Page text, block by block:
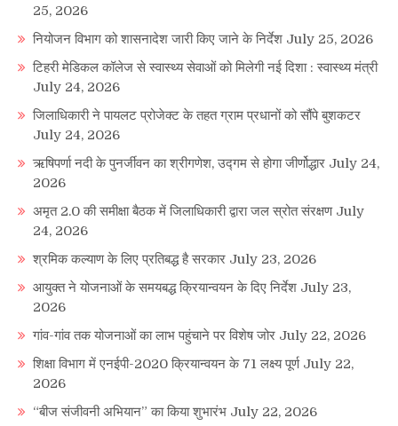
25, 2026
नियोजन विभाग को शासनादेश जारी किए जाने के निर्देश July 25, 2026
टिहरी मेडिकल कॉलेज से स्वास्थ्य सेवाओं को मिलेगी नई दिशा : स्वास्थ्य मंत्री
July 24, 2026
जिलाधिकारी ने पायलट प्रोजेक्ट के तहत ग्राम प्रधानों को सौंपे बुशकटर
July 24, 2026
ऋषिपर्णा नदी के पुनर्जीवन का श्रीगणेश, उद्गम से होगा जीर्णोद्धार July 24,
2026
अमृत 2.0 की समीक्षा बैठक में जिलाधिकारी द्वारा जल स्रोत संरक्षण July
24, 2026
श्रमिक कल्याण के लिए प्रतिबद्ध है सरकार July 23, 2026
आयुक्त ने योजनाओं के समयबद्ध क्रियान्वयन के दिए निर्देश July 23,
2026
गांव-गांव तक योजनाओं का लाभ पहुंचाने पर विशेष जोर July 22, 2026
शिक्षा विभाग में एनईपी-2020 क्रियान्वयन के 71 लक्ष्य पूर्ण July 22,
2026
“बीज संजीवनी अभियान” का किया शुभारंभ July 22, 2026